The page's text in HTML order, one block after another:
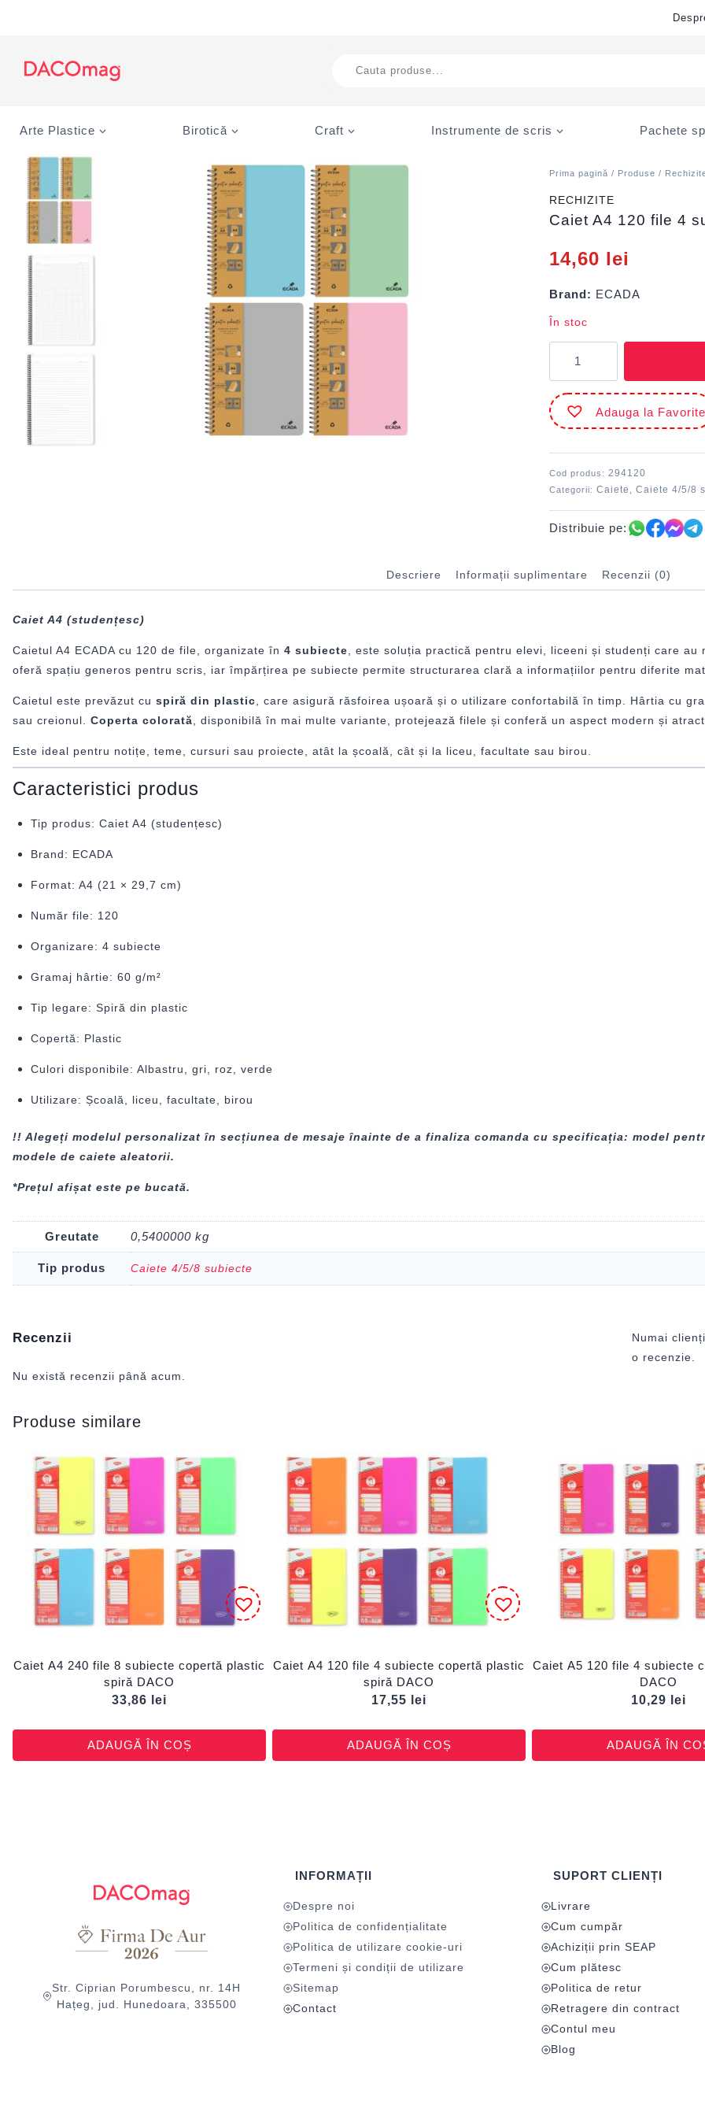
search
Arte Plastice Birotică Craft Instrumente de scris Pachete
Prima pagină / Produse /
RECHIZITE
Caiet A4 120 file 4
14,60 lei
Brand: ECADA
În stoc
Caiet
A4
120
file
Adauga la
Cod produs: 294120
Categorii:Caiete ,Caiete 4/5/8
Distribuie pe:
Descriere Informații suplimentare Recenzii (0)
Caiet A4 (studențesc)
Caietul A4 ECADA cu 120 de file, organizate în 4 subiecte , este soluția practică pentru elevi, liceeni și studenți care
oferă spațiu generos pentru scris, iar împărțirea pe subiecte permite structurarea clară a informațiilor pentru diferite
Caietul este prevăzut cu spiră din plastic , care asigură răsfoirea ușoară și o utilizare confortabilă în timp. Hârtia cu
sau creionul. Coperta colorată , disponibilă în mai multe variante, protejează filele și conferă un aspect modern și
Este ideal pentru notițe, teme, cursuri sau proiecte, atât la școală, cât și la liceu, facultate sau birou.
Caracteristici produs
Tip produs: Caiet A4 (studențesc)
Brand: ECADA
Format: A4 (21 × 29,7 cm)
Număr file: 120
Organizare: 4 subiecte
Gramaj hârtie: 60 g/m²
Tip legare: Spiră din plastic
Copertă: Plastic
Culori disponibile: Albastru, gri, roz, verde
Utilizare: Școală, liceu, facultate, birou
!! Alegeți modelul personalizat în secțiunea de mesaje înainte de a finaliza comanda cu specificația: model
modele de caiete aleatorii.
*Prețul afișat este pe bucată.
Greutate 0,5400000 kg
Tip produs Caiete 4/5/8 subiecte
Recenzii
Nu există recenzii până acum.
Numai
o recenzie.
Produse similare
Caiet A4 240 file 8 subiecte copertă plastic
spiră DACO
33,86
lei
ADAUGĂ ÎN COȘ
Caiet A4 120 file 4 subiecte copertă plastic
spiră DACO
17,55
lei
ADAUGĂ ÎN COȘ
Caiet A5 120 file 4 subiecte
DACO
10,29
lei
ADAUGĂ ÎN
Str. Ciprian Porumbescu, nr. 14H
Hațeg, jud. Hunedoara, 335500
INFORMAȚII
Despre noi
Politica de confidențialitate
Politica de utilizare cookie-uri
Termeni și condiții de utilizare
Sitemap
Contact
SUPORT CLIENȚI
Livrare
Cum cumpăr
Achiziții prin SEAP
Cum plătesc
Politica de retur
Retragere din contract
Contul meu
Blog